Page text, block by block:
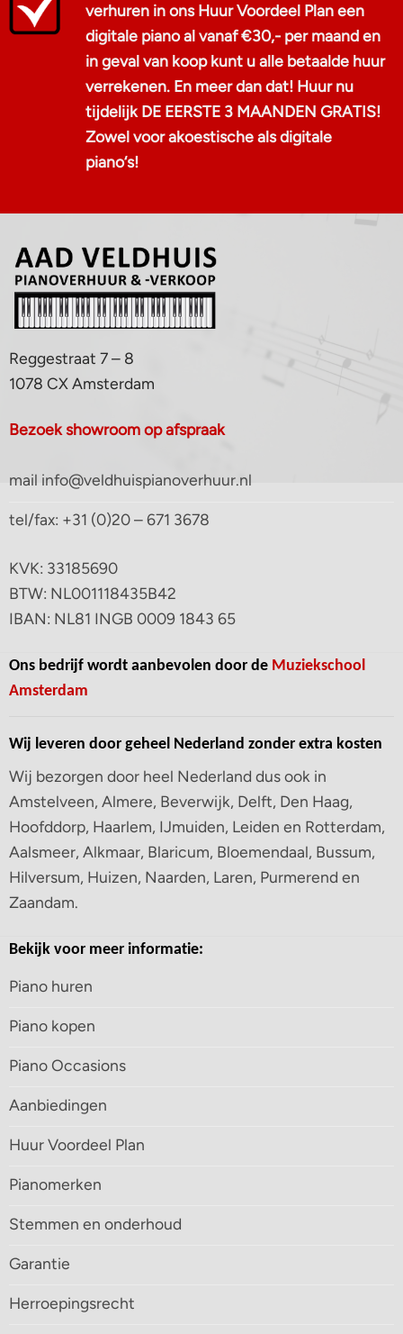
verhuren in ons Huur Voordeel Plan een
digitale piano al vanaf €30,- per maand en
in geval van koop kunt u alle betaalde huur
verrekenen. En meer dan dat! Huur nu
tijdelijk DE EERSTE 3 MAANDEN GRATIS!
Zowel voor akoestische als digitale
piano‘s!
Reggestraat 7 – 8
1078 CX Amsterdam
Bezoek showroom op afspraak
mail info@veldhuispianoverhuur.nl
tel/fax: +31 (0)20 – 671 3678
KVK: 33185690
BTW: NL001118435B42
IBAN: NL81 INGB 0009 1843 65
Ons bedrijf wordt aanbevolen door de Muziekschool
Amsterdam
Wij leveren door geheel Nederland zonder extra kosten
Wij bezorgen door heel Nederland dus ook in
Amstelveen, Almere, Beverwijk, Delft, Den Haag,
Hoofddorp, Haarlem, IJmuiden, Leiden en Rotterdam,
Aalsmeer, Alkmaar, Blaricum, Bloemendaal, Bussum,
Hilversum, Huizen, Naarden, Laren, Purmerend en
Zaandam.
Bekijk voor meer informatie:
Piano huren
Piano kopen
Piano Occasions
Aanbiedingen
Huur Voordeel Plan
Pianomerken
Stemmen en onderhoud
Garantie
Herroepingsrecht